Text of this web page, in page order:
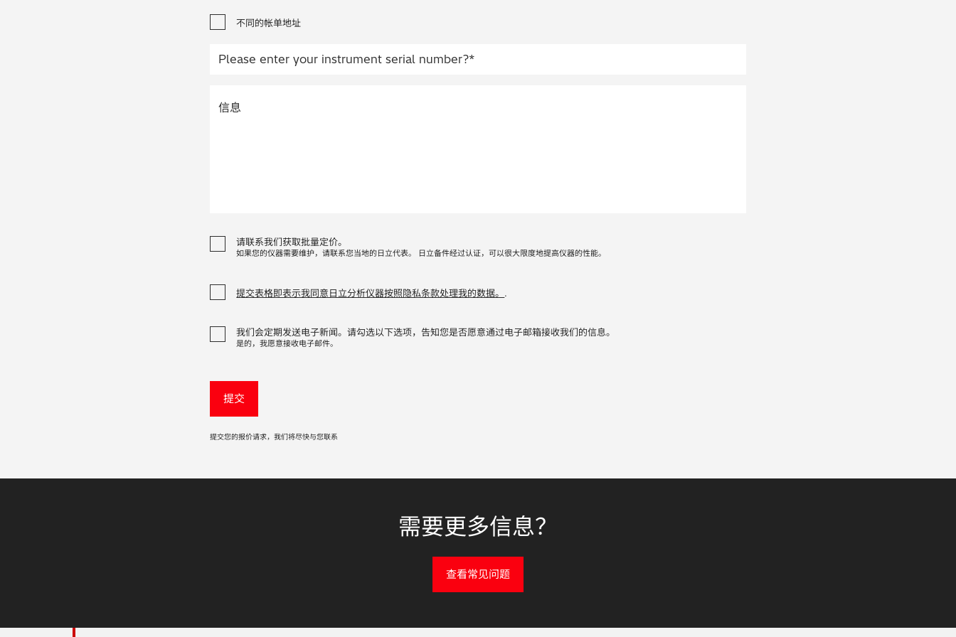
不同的帐单地址
请联系我们获取批量定价。
如果您的仪器需要维护，请联系您当地的日立代表。 日立备件经过认证，可以很大限度地提高仪器的性能。
提交表格即表示我同意日立分析仪器按照隐私条款处理我的数据。 .
我们会定期发送电子新闻。请勾选以下选项，告知您是否愿意通过电子邮箱接收我们的信息。
是的，我愿意接收电子邮件。
提交您的报价请求，我们将尽快与您联系
需要更多信息？
查看常见问题